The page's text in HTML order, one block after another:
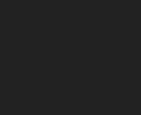
플랫폼 _